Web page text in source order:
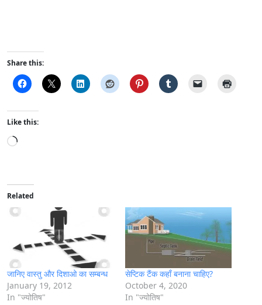
Share this:
Like this:
L
d
i
n
Related
जानिए वास्तु और दिशाओ का सम्बन्ध
January 19, 2012
In "ज्योतिष"
सेप्टिक टैंक कहाँ बनाना चाहिए?
October 4, 2020
In "ज्योतिष"